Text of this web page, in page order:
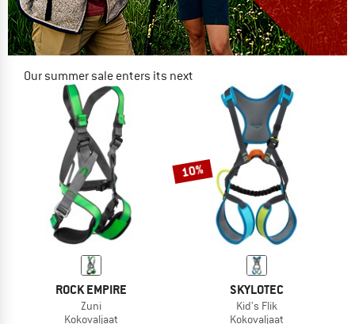
Our summer sale enters its next
NOW UP TO 50% OFF
ROCK EMPIRE
Zuni
Kokovaljaat
10%
SKYLOTEC
Kid's Flik
Kokovaljaat